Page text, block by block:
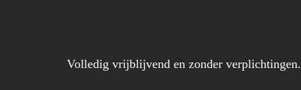
Volledig vrijblijvend en zonder verplichtingen.